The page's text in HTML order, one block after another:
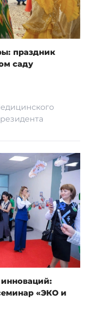
праздник
саду
«ЭКО и